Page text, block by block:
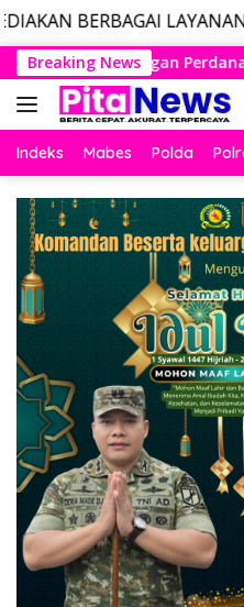
LAYANAN PUBLIK
Langsung
ke
konten
Breaking News
Wings Air Bandung –
Indeks Mabes Polda